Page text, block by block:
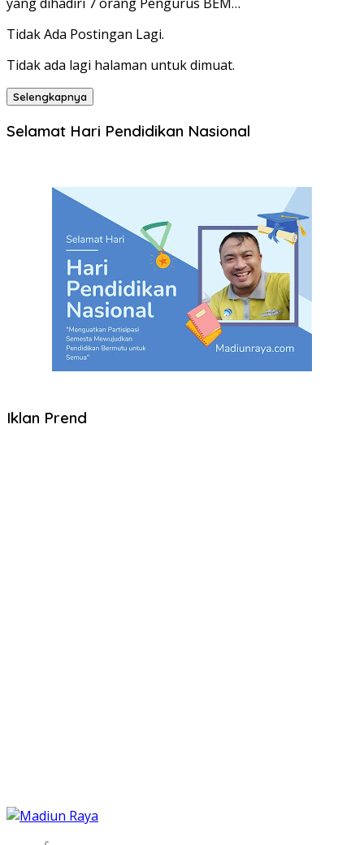
Tidak Ada Postingan Lagi.
Tidak ada lagi halaman untuk dimuat.
Selengkapnya
Selamat Hari Pendidikan Nasional
Iklan Prend